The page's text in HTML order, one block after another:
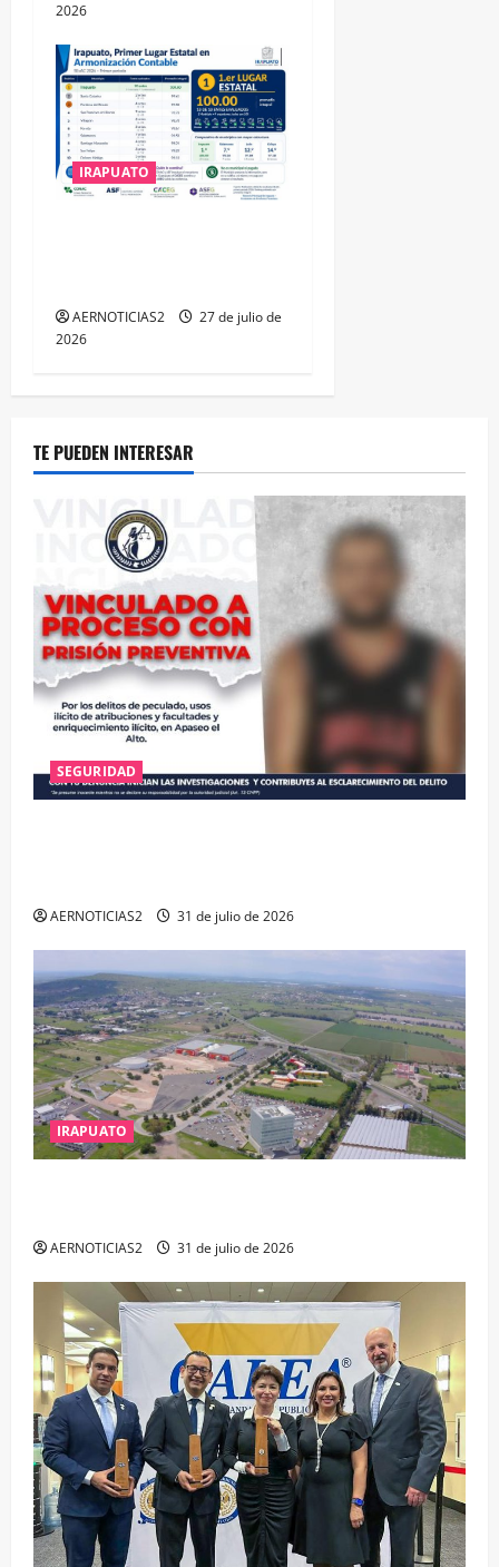
2026
IRAPUATO
AERNOTICIAS2
27 de julio de
2026
TE PUEDEN INTERESAR
SEGURIDAD
AERNOTICIAS2 31 de julio de 2026
IRAPUATO
AERNOTICIAS2 31 de julio de 2026